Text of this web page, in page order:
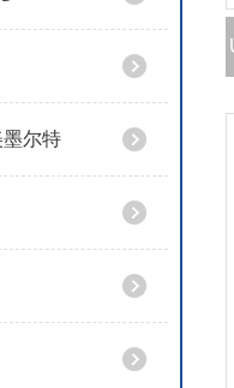
尔特